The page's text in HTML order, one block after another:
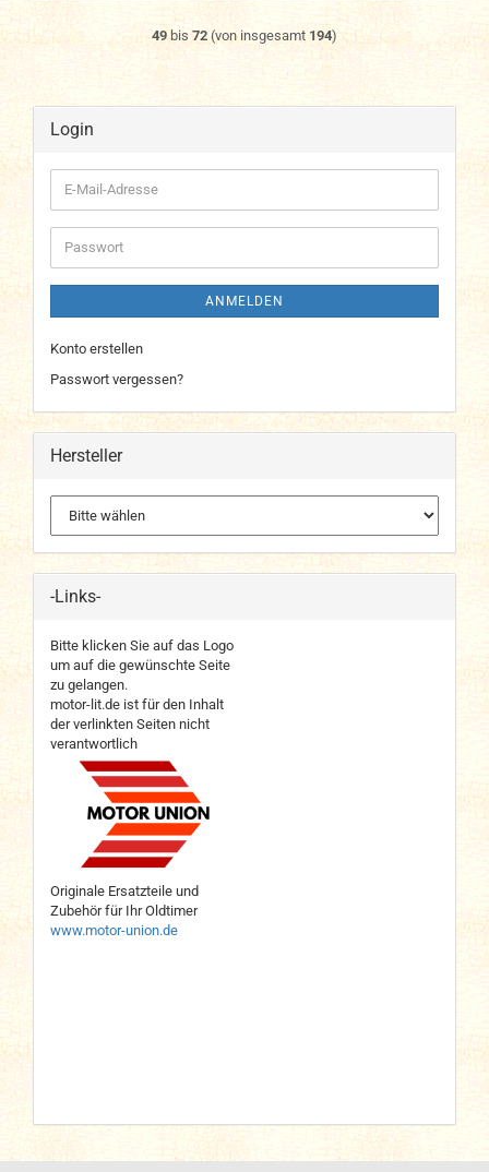
49bis 72 (von insgesamt 194)
Login
E-
Mail-
Adresse
Passwort
ANMELDEN
Konto erstellen
Passwort vergessen?
Hersteller
-Links-
Bitte klicken Sie auf das Logo
um auf die gewünschte Seite
zu gelangen.
motor-lit.de ist für den Inhalt
der verlinkten Seiten nicht
verantwortlich
Originale Ersatzteile und
Zubehör für Ihr Oldtimer
www.motor-union.de